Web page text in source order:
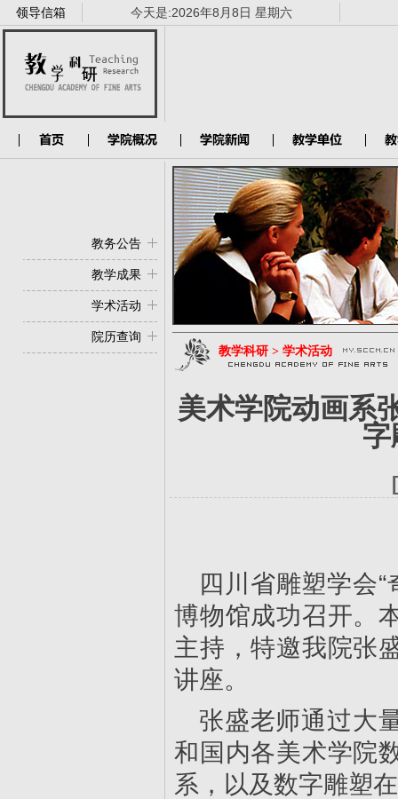
领导信箱 今天是:2026年8月8日 星期六
教务公告
教学成果
学术活动
院历查询
教学科研 > 学术活动
美术学院动画系
字
四川省雕塑学会
博物馆成功召开。
主持，特邀我院张
讲座。
张盛老师通过大
和国内各美术学院
系，以及数字雕塑